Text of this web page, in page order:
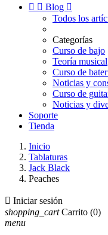
  Blog 
Todos los
Categorías
Curso de bajo
Teoría musical
Curso de
Noticias y
Curso de
Noticias y
Soporte
Tienda
Inicio
Tablaturas
Jack Black
Peaches
 Iniciar sesión
shopping_cart Carrito (0)
menu